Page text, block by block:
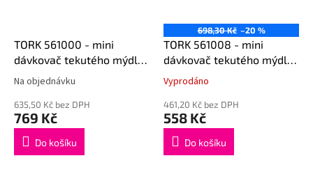
TORK 561000 - mini
dávkovač tekutého mýdla
500 ml bílý S2
Průměrné
produktu
je
5,0
Na objednávku
635,50 Kč bez DPH
769 Kč
Do košíku
698,30 Kč –20 %
TORK 561008 - mini
dávkovač tekutého mýdla
500 ml černý S2
Průměrné
produktu
je
5,0
Vyprodáno
461,20 Kč bez DPH
558 Kč
Do košíku